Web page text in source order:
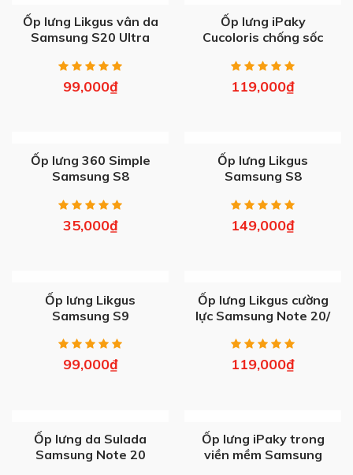
OUT OF STOCK
Ốp lưng Likgus vân da
Samsung S20 Ultra
99,000₫
OUT OF STOCK
Ốp lưng iPaky
Cucoloris chống sốc
Ultra
119,000₫
OUT OF STOCK
Ốp lưng 360 Simple
Samsung S8
35,000₫
OUT OF STOCK
Ốp lưng Likgus
Samsung S8
149,000₫
OUT OF STOCK
Ốp lưng Likgus
Samsung S9
99,000₫
OUT OF STOCK
Ốp lưng Likgus cường
lực Samsung Note 20/
119,000₫
OUT OF STOCK
Ốp lưng da Sulada
Samsung Note 20
OUT OF STOCK
Ốp lưng iPaky trong
viền mềm Samsung